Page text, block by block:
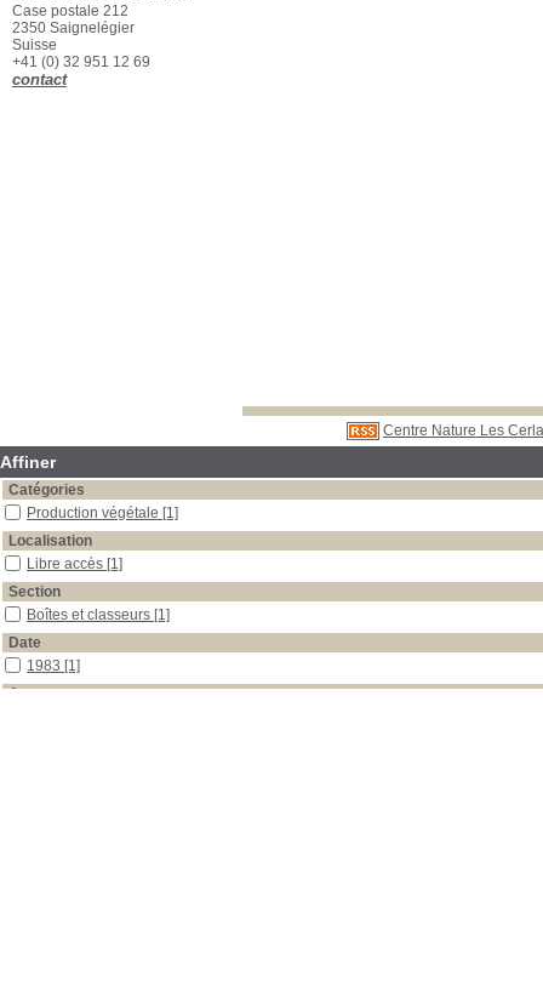
Centre Nature Les
Case postale 212
2350 Saignelégier
Suisse
+41 (0) 32 951 12 69
contact
Affiner
Catégories
Production végétale [1]
Localisation
Libre accès [1]
Section
Boîtes et classeurs [1]
Date
1983 [1]
Auteur